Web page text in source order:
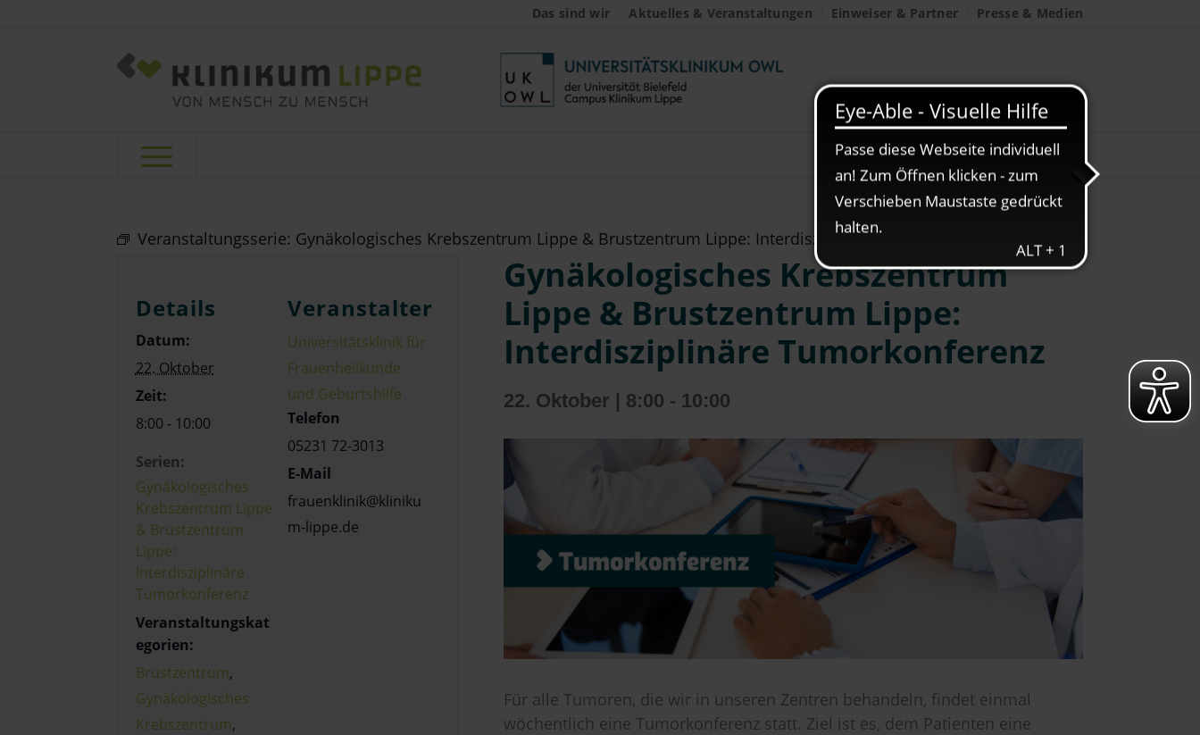
Das sind wir Aktuelles & Veranstaltungen Einweiser & Partner Presse & Medien
Veranstaltungsserie: Gynäkologisches Krebszentrum Lippe & Brustzentrum Lippe: Interdisziplinäre Tumorkonferenz
Gynäkologisches Krebszentrum
Lippe & Brustzentrum Lippe:
Interdisziplinäre Tumorkonferenz
22. Oktober | 8:00 - 10:00
Für alle Tumoren, die wir in unseren Zentren behandeln, findet einmal
wöchentlich eine Tumorkonferenz statt. Ziel ist es, dem Patienten eine
Details
Datum:
22. Oktober
Zeit:
8:00 - 10:00
Serien:
Gynäkologisches
Krebszentrum Lippe
& Brustzentrum
Lippe:
Interdisziplinäre
Tumorkonferenz
Veranstaltungskat
egorien:
Brustzentrum,
Gynäkologisches
Krebszentrum,
Veranstalter
Universitätsklinik für
Frauenheilkunde
und Geburtshilfe
Telefon
05231 72-3013
E-Mail
frauenklinik@kliniku
m-lippe.de